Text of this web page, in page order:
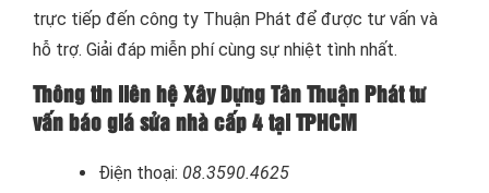
trực tiếp đến công ty Thuận Phát để được tư vấn và
hỗ trợ. Giải đáp miễn phí cùng sự nhiệt tình nhất.
Thông tin liên hệ Xây Dựng Tân Thuận Phát tư
vấn báo giá sửa nhà cấp 4 tại TPHCM
Điện thoại: 08.3590.4625